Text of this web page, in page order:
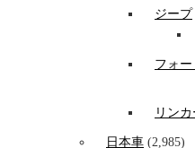
ジープ
フォー
リン
日本車 (2,985)